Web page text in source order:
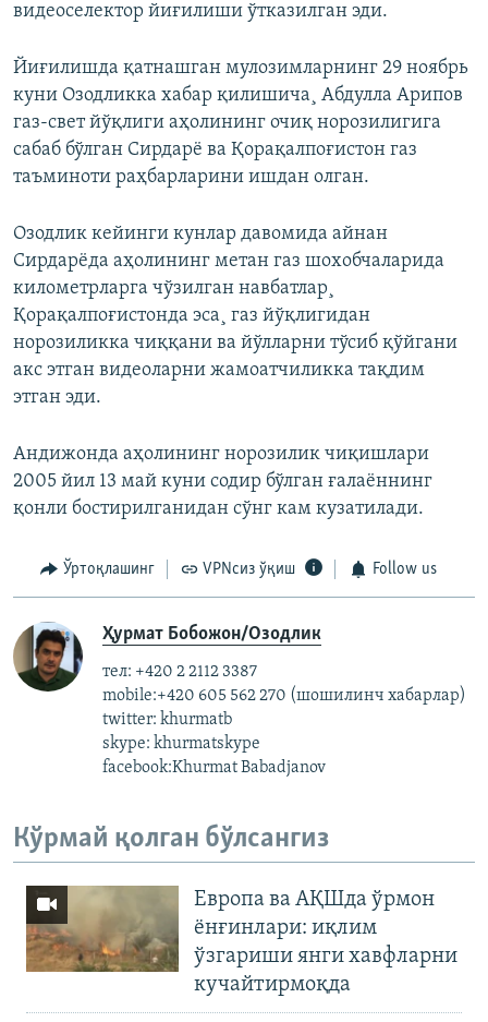
видеоселeктор йиғилиши ўтказилган эди.
Йиғилишда қатнашган мулозимларнинг 29 ноябрь
куни Озодликка хабар қилишича¸ Абдулла Арипов
газ-свет йўқлиги аҳолининг очиқ норозилигига
сабаб бўлган Сирдарë ва Қорақалпоғистон газ
таъминоти раҳбарларини ишдан олган.
Озодлик кейинги кунлар давомида айнан
Сирдарëда аҳолининг метан газ шохобчаларида
километрларга чўзилган навбатлар¸
Қорақалпоғистонда эса¸ газ йўқлигидан
норозиликка чиққани ва йўлларни тўсиб қўйгани
акс этган видеоларни жамоатчиликка тақдим
этган эди.
Андижонда аҳолининг норозилик чиқишлари
2005 йил 13 май куни содир бўлган ғалаённинг
қонли бостирилганидан сўнг кам кузатилади.
Ўртоқлашинг VPNсиз ўқиш Follow us
Ҳурмат Бобожон/Озодлик
тел: +420 2 2112 3387
mobile:+420 605 562 270 (шошилинч хабарлар)
twitter: khurmatb
skype: khurmatskype
facebook:Khurmat Babadjanov
Кўрмай қолган бўлсангиз
Европа ва АҚШда ўрмон
ёнғинлари: иқлим
ўзгариши янги хавфларни
кучайтирмоқда